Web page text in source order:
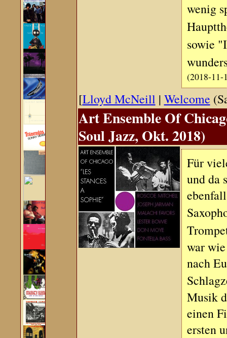
wenig
sowie
(2018-11-
[Lloyd McNeill | Welcome
Art Ensemble Of
Soul Jazz, Okt. 2018)
Für
und da
war
nach
Musik
einen
ersten